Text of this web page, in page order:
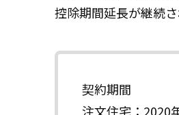
控除期間延長が継続
契約期間
注文住宅：2020